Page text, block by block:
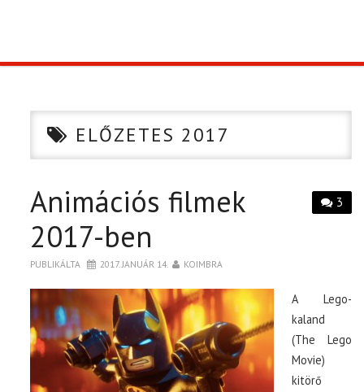
CIKK
PÓLÓ RENDELÉS
ELŐZETES 2017
3
Animációs filmek
2017-ben
PUBLIKÁLTA 2017. JANUÁR 14. KOIMBRA
A Lego-
kaland
(The Lego
Movie)
kitörő